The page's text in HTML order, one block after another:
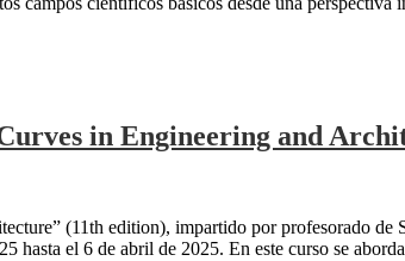
in Engineering and
(11th edition), impartido por profesorado
hasta el 6 de abril de 2025. En este curso se